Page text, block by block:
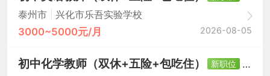
泰州市
兴化市乐吾实验学校
3000~5000元/月 2026-08-05
初中化学教师（双休+五险+包吃住） 新职位
急聘